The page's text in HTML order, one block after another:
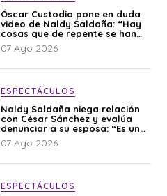
Óscar Custodio pone en duda
video de Naldy Saldaña: “Hay
cosas que de repente se han
editado”
07 Ago 2026
ESPECTÁCULOS
Naldy Saldaña niega relación
con César Sánchez y evalúa
denunciar a su esposa: “Es una
difamación”
07 Ago 2026
ESPECTÁCULOS